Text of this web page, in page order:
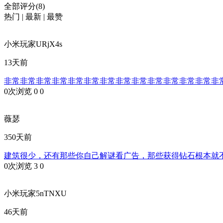
全部评分(8)
热门 | 最新 | 最赞
小米玩家URjX4s
13天前
非常非常非常非常非常非常非常非常非常非常非常非常非常
0次浏览 0 0
薇瑟
350天前
建筑很少，还有那些你自己解谜看广告，那些获得钻石根本就
0次浏览 3 0
小米玩家5nTNXU
46天前